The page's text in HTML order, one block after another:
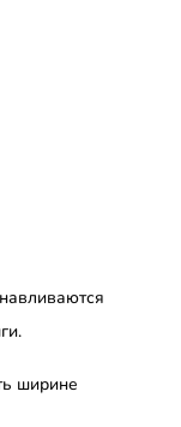
ширине